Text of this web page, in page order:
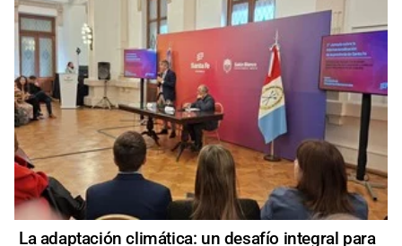
La adaptación climática: un desafío integral para